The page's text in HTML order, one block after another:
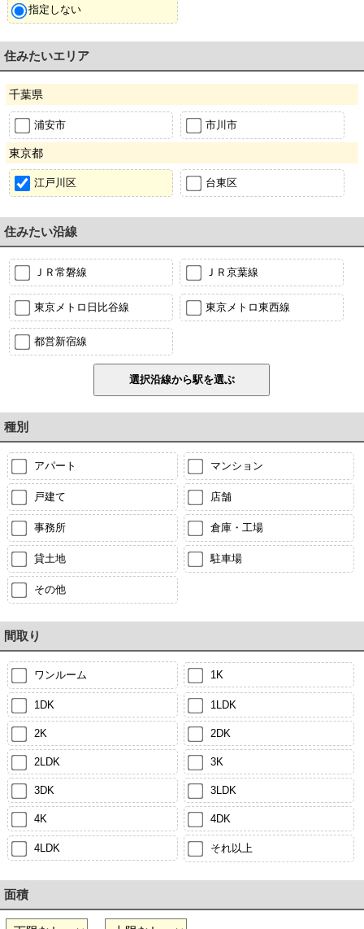
指定しない
住みたいエリア
千葉県
浦安市 市川市
東京都
江戸川区 台東区
住みたい沿線
ＪＲ常磐線 ＪＲ京葉線
東京メトロ日比谷線 東京メトロ東西線
都営新宿線
種別
アパート マンション
戸建て 店舗
事務所 倉庫・工場
貸土地 駐車場
その他
間取り
ワンルーム 1K
1DK 1LDK
2K 2DK
2LDK 3K
3DK 3LDK
4K 4DK
4LDK それ以上
面積